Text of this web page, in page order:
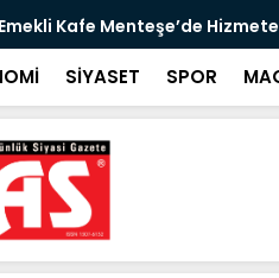
Zeytin Çiçeği Uluslararası Kısa
Başladı
SİYASET SPOR